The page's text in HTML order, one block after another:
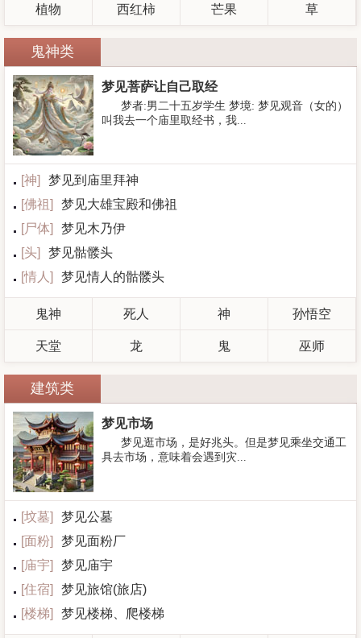
植物 西红柿 芒果 草
鬼神类
梦见菩萨让自己取经
梦者:男二十五岁学生 梦境: 梦见观音（女的）
叫我去一个庙里取经书，我...
[神]
梦见到庙里拜神
[佛祖]
梦见大雄宝殿和佛祖
[尸体]
梦见木乃伊
[头]
梦见骷髅头
[情人 ] 梦见情人的骷髅头
鬼神 死人 神 孙悟空
天堂 龙 鬼 巫师
建筑类
梦见市场
梦见逛市场，是好兆头。但是梦见乘坐交通工
具去市场，意味着会遇到灾...
[坟墓]
梦见公墓
[面粉]
梦见面粉厂
[庙宇]
梦见庙宇
[住宿]
梦见旅馆(旅店)
[楼梯] 梦见楼梯、爬楼梯